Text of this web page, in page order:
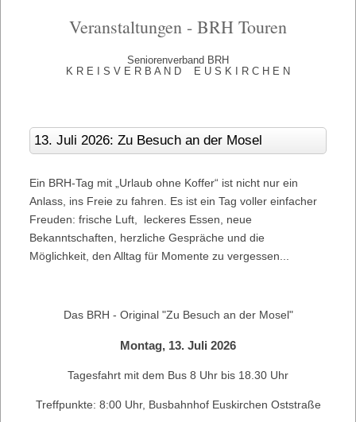
Veranstaltungen - BRH Touren
Seniorenverband BRH
K R E I S V E R B A N D E U S K I R C H E N
13. Juli 2026: Zu Besuch an der Mosel
Ein BRH-Tag mit „Urlaub ohne Koffer“ ist nicht nur ein
Anlass, ins Freie zu fahren. Es ist ein Tag voller einfacher
Freuden: frische Luft, leckeres Essen, neue
Bekanntschaften, herzliche Gespräche und die
Möglichkeit, den Alltag für Momente zu vergessen...
Das BRH - Original "Zu Besuch an der Mosel"
Montag, 13. Juli 2026
Tagesfahrt mit dem Bus 8 Uhr bis 18.30 Uhr
Treffpunkte: 8:00 Uhr, Busbahnhof Euskirchen Oststraße